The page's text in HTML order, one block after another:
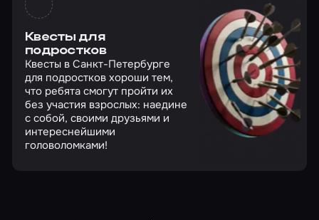
Квесты для
подростков
Квесты в Санкт-Петербурге
для подростков хороши тем,
что ребята смогут пройти их
без участия взрослых: наедине
с собой, своими друзьями и
интереснейшими
головоломками!